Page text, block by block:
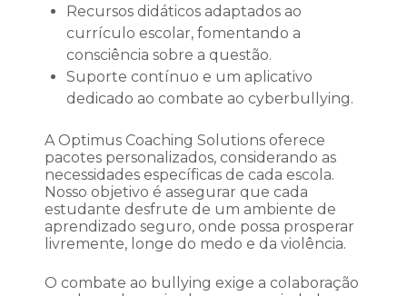
Recursos didáticos adaptados ao
currículo escolar, fomentando a
consciência sobre a questão.
Suporte contínuo e um aplicativo
dedicado ao combate ao cyberbullying.
A Optimus Coaching Solutions oferece
pacotes personalizados, considerando as
necessidades específicas de cada escola.
Nosso objetivo é assegurar que cada
estudante desfrute de um ambiente de
aprendizado seguro, onde possa prosperar
livremente, longe do medo e da violência.
O combate ao bullying exige a colaboração